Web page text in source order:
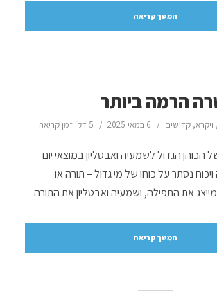
המשך קריאה
הרמה ביותר
, ויקרא, קדושים 6 במאי 2025 5 דק׳ זמן קריאה
הכוהן הגדול לשמעיה ואבטליון במוצאי יום
נסתר על כוחו של מי גדול – תורה או
את התפילה, ושמעיה ואבטליון את התורה.
המשך קריאה